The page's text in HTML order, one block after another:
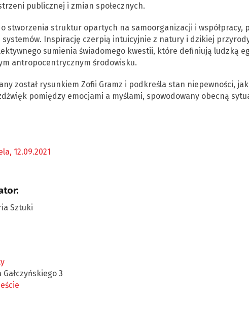
publicznej i zmian społecznych.
stworzenia struktur opartych na samoorganizacji i współpracy,
Inspirację czerpią intuicyjnie z natury i dzikiej
sumienia świadomego kwestii, które definiują ludzką
antropocentrycznym środowisku.
został rysunkiem Zofii Gramz i podkreśla stan niepewności,
pomiędzy emocjami a myślami, spowodowany obecną
12.09.2021
Sztuki
3